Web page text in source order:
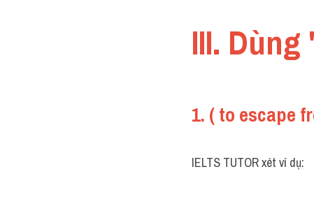
III.
1. ( to escape
IELTS TUTOR xét ví dụ: